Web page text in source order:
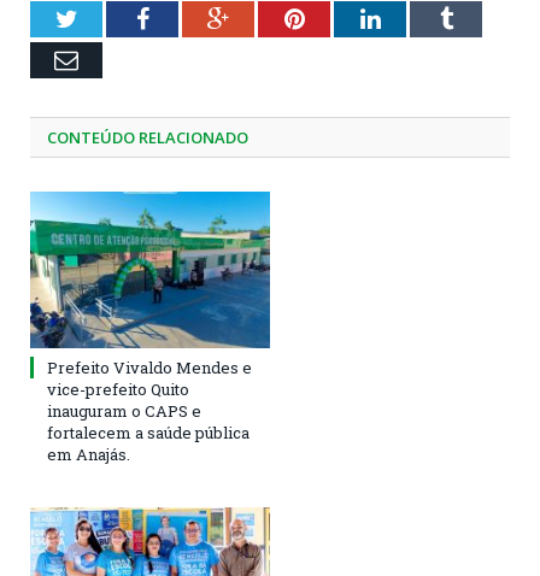
TwitterFacebookGoogle+PinterestLinkedInTumblr
Email
CONTEÚDO RELACIONADO
Prefeito Vivaldo Mendes e
vice-prefeito Quito
inauguram o CAPS e
fortalecem a saúde pública
em Anajás.